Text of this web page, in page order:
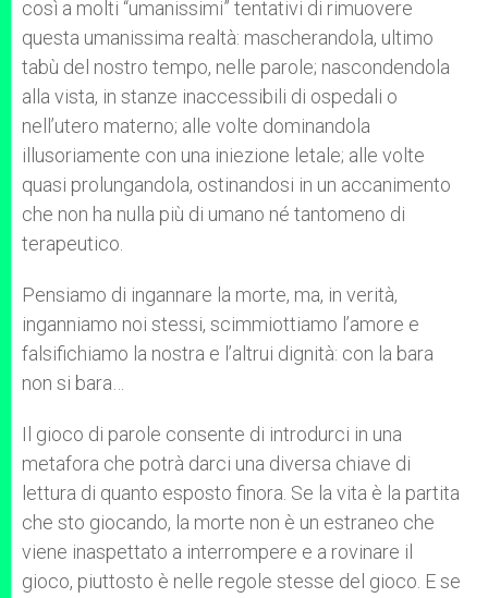
così a molti “umanissimi” tentativi di rimuovere
questa umanissima realtà: mascherandola, ultimo
tabù del nostro tempo, nelle parole; nascondendola
alla vista, in stanze inaccessibili di ospedali o
nell’utero materno; alle volte dominandola
illusoriamente con una iniezione letale; alle volte
quasi prolungandola, ostinandosi in un accanimento
che non ha nulla più di umano né tantomeno di
terapeutico.
Pensiamo di ingannare la morte, ma, in verità,
inganniamo noi stessi, scimmiottiamo l’amore e
falsifichiamo la nostra e l’altrui dignità: con la bara
non si bara…
Il gioco di parole consente di introdurci in una
metafora che potrà darci una diversa chiave di
lettura di quanto esposto finora. Se la vita è la partita
che sto giocando, la morte non è un estraneo che
viene inaspettato a interrompere e a rovinare il
gioco, piuttosto è nelle regole stesse del gioco. E se